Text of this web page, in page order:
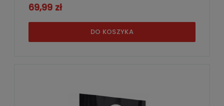
69,99 zł
DO KOSZYKA